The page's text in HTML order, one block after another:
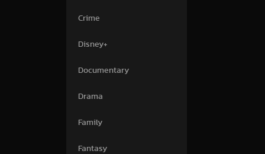
Crime
Disney+
Documentary
Drama
Family
Fantasy